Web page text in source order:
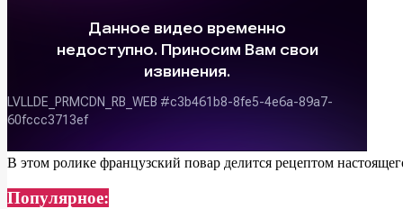
В этом ролике французский повар делится рецептом
Популярное: